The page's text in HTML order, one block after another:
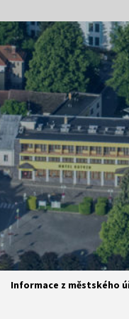
Informace z městského